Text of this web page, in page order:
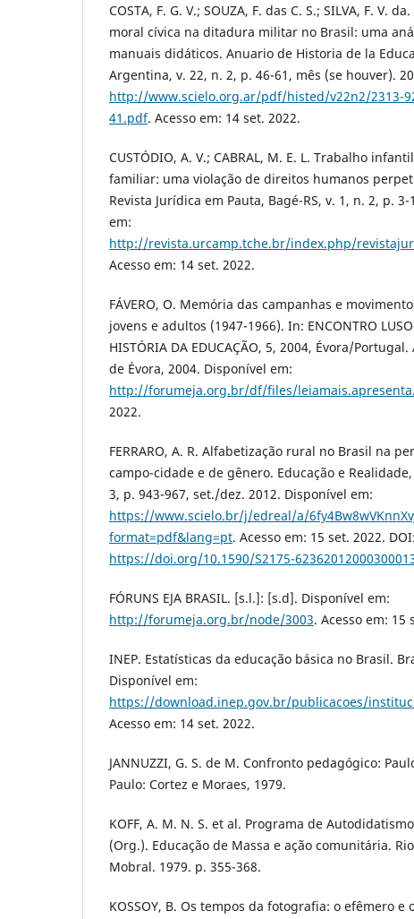
COSTA, F. G. V.; SOUZA, F. das C. S.; SILVA, F. V.
moral cívica na ditadura militar no Brasil: uma
manuais didáticos. Anuario de Historia de la
Argentina, v. 22, n. 2, p. 46-61, mês (se houver).
http://www.scielo.org.ar/pdf/histed/v22n2/2313-
41.pdf. Acesso em: 14 set. 2022.
CUSTÓDIO, A. V.; CABRAL, M. E. L. Trabalho
familiar: uma violação de direitos humanos
Revista Jurídica em Pauta, Bagé-RS, v. 1, n. 2, p.
em:
http://revista.urcamp.tche.br/index.php/
Acesso em: 14 set. 2022.
FÁVERO, O. Memória das campanhas e
jovens e adultos (1947-1966). In: ENCONTRO
HISTÓRIA DA EDUCAÇÃO, 5, 2004, Évora/
de Évora, 2004. Disponível em:
http://forumeja.org.br/df/files/
2022.
FERRARO, A. R. Alfabetização rural no Brasil na
campo-cidade e de gênero. Educação e
3, p. 943-967, set./dez. 2012. Disponível em:
https://www.scielo.br/j/edreal/a/
format=pdf&lang=pt. Acesso em: 15 set. 2022. DOI:
https://doi.org/10.1590/S2175-
FÓRUNS EJA BRASIL. [s.l.]: [s.d]. Disponível em:
http://forumeja.org.br/node/3003. Acesso em: 15
INEP. Estatísticas da educação básica no Brasil.
Disponível em:
https://download.inep.gov.br/publicacoes/
Acesso em: 14 set. 2022.
JANNUZZI, G. S. de M. Confronto pedagógico:
Paulo: Cortez e Moraes, 1979.
KOFF, A. M. N. S. et al. Programa de
(Org.). Educação de Massa e ação comunitária.
Mobral. 1979. p. 355-368.
KOSSOY, B. Os tempos da fotografia: o efêmero e